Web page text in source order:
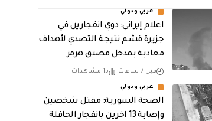
عربي ودولي
اعلام إيراني: دوي انفجارين في
جزيرة قشم نتيجة التصدي لأهداف
معادية بمدخل مضيق هرمز
قبل 7 ساعات 15 مشاهدات
عربي ودولي
الصحة السورية: مقتل شخصين
وإصابة 13 اخرين بانفجار الحافلة